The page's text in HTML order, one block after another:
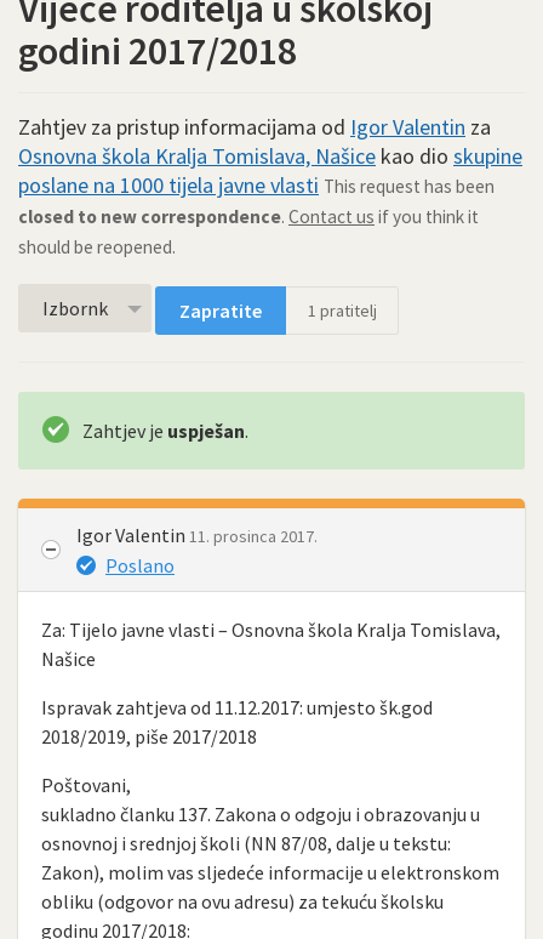
godini 2017/2018
Zahtjev za pristup informacijama od Igor Valentin za
Osnovna škola Kralja Tomislava, Našice kao dio skupine
poslane na 1000 tijela javne vlasti This request has been
closed to new correspondence. Contact us if you think it
should be reopened.
Izbornk Zapratite 1 pratitelj
Zahtjev je uspješan.
Igor Valentin 11. prosinca 2017.
Poslano
Za: Tijelo javne vlasti – Osnovna škola Kralja Tomislava,
Našice
Ispravak zahtjeva od 11.12.2017: umjesto šk.god
2018/2019, piše 2017/2018
Poštovani,
sukladno članku 137. Zakona o odgoju i obrazovanju u
osnovnoj i srednjoj školi (NN 87/08, dalje u tekstu:
Zakon), molim vas sljedeće informacije u elektronskom
obliku (odgovor na ovu adresu) za tekuću školsku
godinu 2017/2018: